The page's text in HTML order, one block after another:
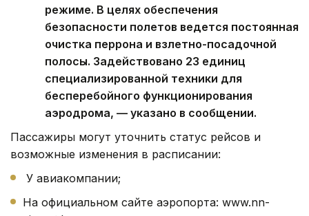
режиме. В целях обеспечения
безопасности полетов ведется постоянная
очистка перрона и взлетно-посадочной
полосы. Задействовано 23 единиц
специализированной техники для
бесперебойного функционирования
аэродрома, — указано в сообщении.
Пассажиры могут уточнить статус рейсов и
возможные изменения в расписании:
У авиакомпании;
На официальном сайте аэропорта: www.nn-